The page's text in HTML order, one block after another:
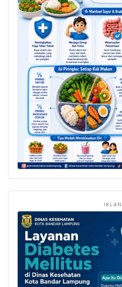
IKLAN